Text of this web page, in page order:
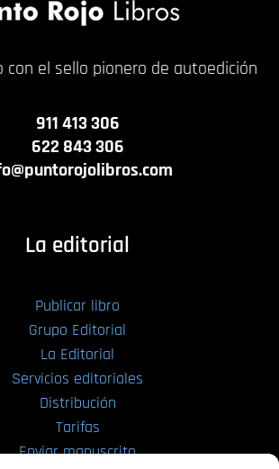
con el sello pionero de autoedición
911 413 306
622 843 306
La editorial
Publicar libro
Grupo Editorial
La Editorial
Servicios editoriales
Distribución
Tarifas
Enviar manuscrito